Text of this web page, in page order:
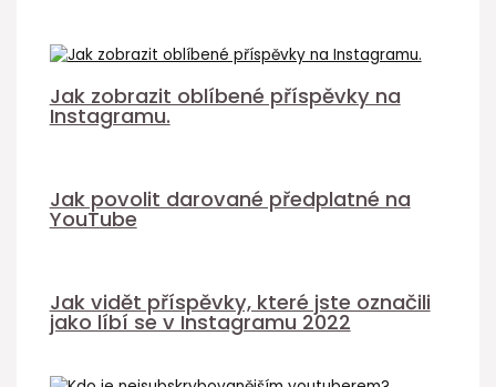
Jak zobrazit oblíbené příspěvky na
Instagramu.
Jak povolit darované předplatné na
YouTube
Jak vidět příspěvky, které jste označili
jako líbí se v Instagramu 2022